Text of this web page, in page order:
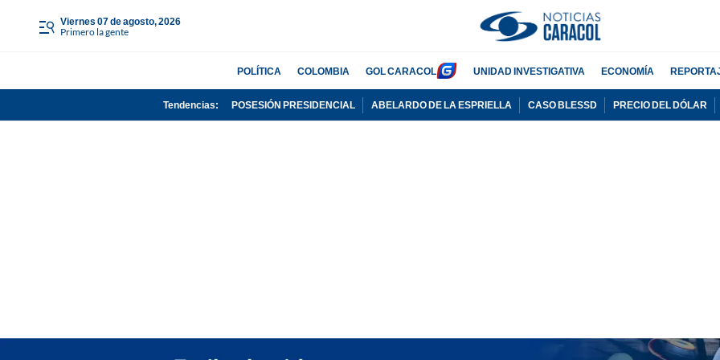
viernes 07 de agosto, 2026
Primero la gente
POLÍTICA COLOMBIA GOL CARACOL UNIDAD INVESTIGATIVA ECONOMÍA
Tendencias: POSESIÓN PRESIDENCIAL ABELARDO DE LA ESPRIELLA CASO BLESSD PRECIO DEL DÓLAR